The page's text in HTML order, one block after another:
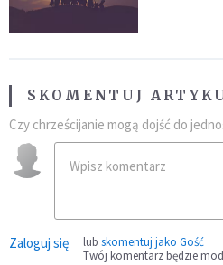
SKOMENTUJ
Czy chrześcijanie mogą dojść do
Zaloguj się lub skomentuj jako Gość
Twój komentarz będzie